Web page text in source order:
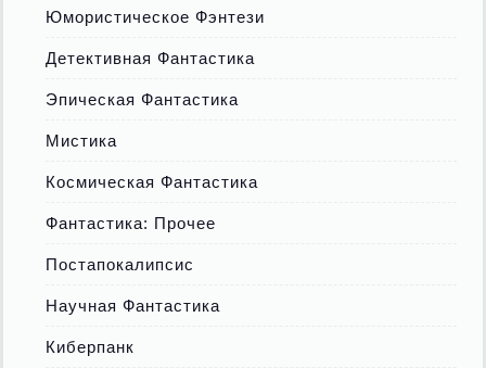
Юмористическое Фэнтези
Детективная Фантастика
Эпическая Фантастика
Мистика
Космическая Фантастика
Фантастика: Прочее
Постапокалипсис
Научная Фантастика
Киберпанк